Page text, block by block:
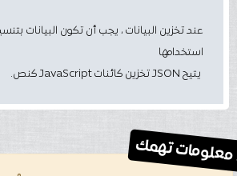
عند تخزين البيانات ، يجب أن تكون البيانات
استخدامها
يتيح JSON تخزين كائنات JavaScript كنص.
معلومات تهمك